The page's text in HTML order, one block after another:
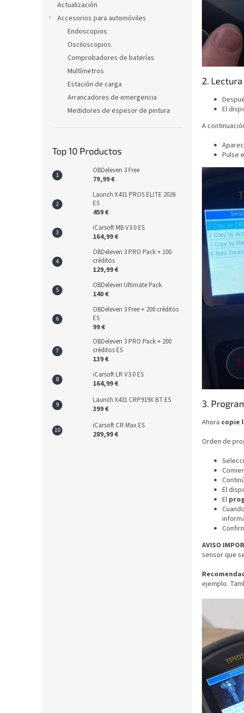
Actualización
Accesorios para automóviles
Endoscopios
Osciloscopios
Comprobadores de baterías
Multímetros
Estación de carga
Arrancadores de emergencia
Medidores de espesor de pintura
Top 10 Productos
OBDeleven 3 Free
79,99 €
Launch X431 PROS ELITE 2026
ES
459 €
iCarsoft MB V3.0 ES
164,99 €
OBDeleven 3 PRO Pack + 100
créditos
129,99 €
OBDeleven Ultimate Pack
140 €
OBDeleven 3 Free + 200 créditos
ES
99 €
OBDeleven 3 PRO Pack + 200
créditos ES
139 €
iCarsoft LR V3.0 ES
164,99 €
Launch X431 CRP919X BT ES
399 €
iCarsoft CR Max ES
289,99 €
2.
El
A
Pulse
3.
Ahora copie
Orden de
El
El
AVISO
sensor que
ejemplo.